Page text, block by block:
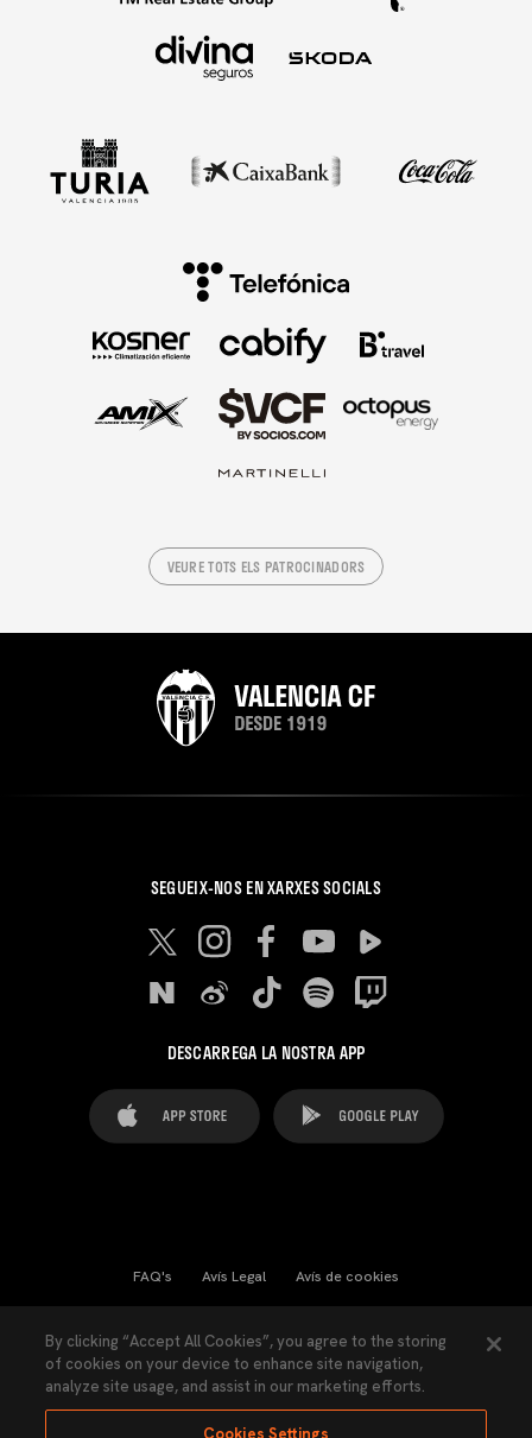
VEURE TOTS ELS PATROCINADORS
SEGUEIX-NOS EN XARXES SOCIALS
DESCARREGA LA NOSTRA APP
FAQ's Avís Legal Avís de cookies
Llei de Transparència Política de Privacitat
Accessibilitat
By clicking “Accept All Cookies”, you agree to the storing
of cookies on your device to enhance site navigation,
analyze site usage, and assist in our marketing efforts.
Cookies Settings